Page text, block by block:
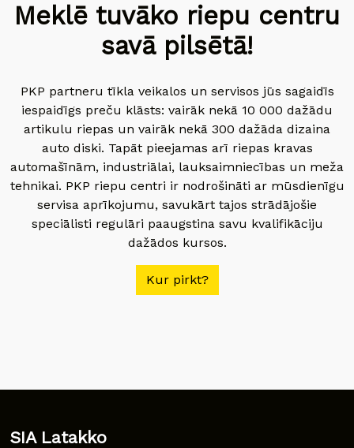
Meklē tuvāko riepu centru
savā pilsētā!
PKP partneru tīkla veikalos un servisos jūs sagaidīs
iespaidīgs preču klāsts: vairāk nekā 10 000 dažādu
artikulu riepas un vairāk nekā 300 dažāda dizaina
auto diski. Tapāt pieejamas arī riepas kravas
automašīnām, industriālai, lauksaimniecības un meža
tehnikai. PKP riepu centri ir nodrošināti ar mūsdienīgu
servisa aprīkojumu, savukārt tajos strādājošie
speciālisti regulāri paaugstina savu kvalifikāciju
dažādos kursos.
Kur pirkt?
SIA Latakko